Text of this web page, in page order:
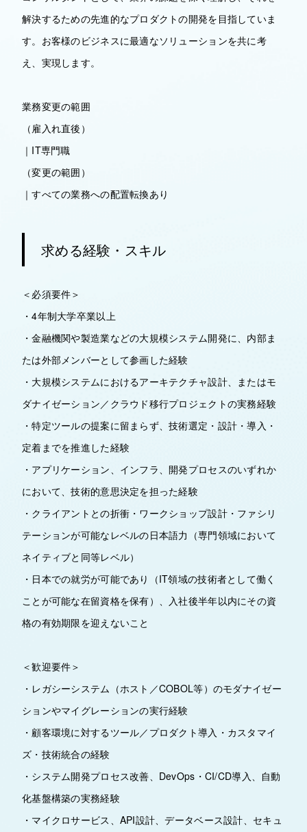
解決するための先進的なプロダクトの開発を目指していま
す。お客様のビジネスに最適なソリューションを共に考
え、実現します。
業務変更の範囲
（雇入れ直後）
｜IT専門職
（変更の範囲）
｜すべての業務への配置転換あり
求める経験・スキル
＜必須要件＞
・4年制大学卒業以上
・金融機関や製造業などの大規模システム開発に、内部ま
たは外部メンバーとして参画した経験
・大規模システムにおけるアーキテクチャ設計、またはモ
ダナイゼーション／クラウド移行プロジェクトの実務経験
・特定ツールの提案に留まらず、技術選定・設計・導入・
定着までを推進した経験
・アプリケーション、インフラ、開発プロセスのいずれか
において、技術的意思決定を担った経験
・クライアントとの折衝・ワークショップ設計・ファシリ
テーションが可能なレベルの日本語力（専門領域において
ネイティブと同等レベル）
・日本での就労が可能であり（IT領域の技術者として働く
ことが可能な在留資格を保有）、入社後半年以内にその資
格の有効期限を迎えないこと
＜歓迎要件＞
・レガシーシステム（ホスト／COBOL等）のモダナイゼー
ションやマイグレーションの実行経験
・顧客環境に対するツール／プロダクト導入・カスタマイ
ズ・技術統合の経験
・システム開発プロセス改善、DevOps・CI/CD導入、自動
化基盤構築の実務経験
・マイクロサービス、API設計、データベース設計、セキュ